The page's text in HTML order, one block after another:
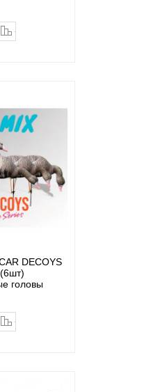
закладки
DECOYS
головы
закладки